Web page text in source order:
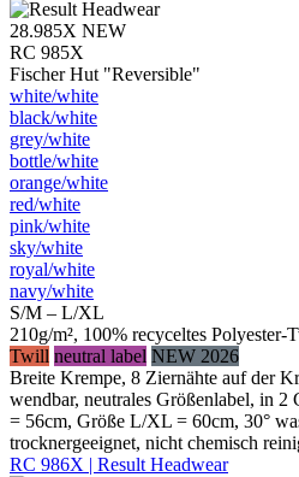
28.985X NEW
RC 985X
Fischer Hut "Reversible"
white/​white
black/​white
grey/​white
bottle/​white
orange/​white
red/​white
pink/​white
sky/​white
royal/​white
navy/​white
S/M – L/XL
210g/m², 100% recyceltes Polyester-
Twill neutral label NEW 2026
Breite Krempe, 8 Ziernähte auf der
wendbar, neutrales Größenlabel, in
= 56cm, Größe L/XL = 60cm, 30°
trocknergeeignet, nicht chemisch
RC 986X | Result Headwear